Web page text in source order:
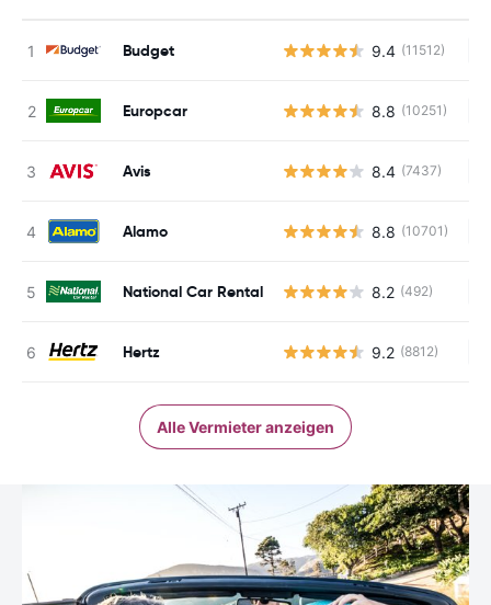
Budget 9.4 (11512)
Europcar 8.8 (10251)
Avis 8.4 (7437)
Alamo 8.8 (10701)
National Car Rental 8.2 (492)
Hertz 9.2 (8812)
Alle Vermieter anzeigen